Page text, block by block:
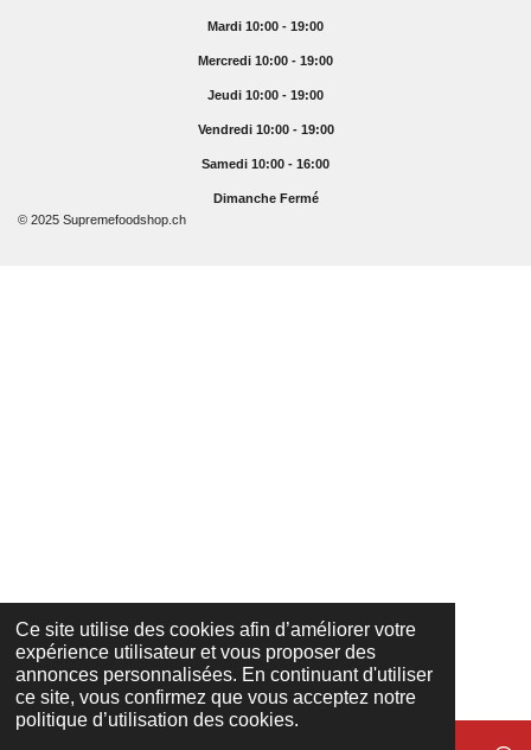
Ce site utilise des cookies afin d’améliorer votre
expérience utilisateur et vous proposer des
annonces personnalisées. En continuant d'utiliser
ce site, vous confirmez que vous acceptez notre
politique d’utilisation des cookies.
Mardi 10:00 - 19:00
Mercredi 10:00 - 19:00
Jeudi 10:00 - 19:00
Vendredi 10:00 - 19:00
Samedi 10:00 - 16:00
Dimanche Fermé
© 2025 Supremefoodshop.ch